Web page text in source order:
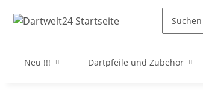
Neu !!! Dartpfeile und Zubehör